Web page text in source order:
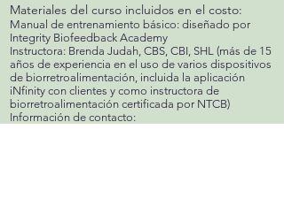
Materiales del curso incluidos en el costo:
Manual de entrenamiento básico: diseñado por
Integrity Biofeedback Academy
Instructora: Brenda Judah, CBS, CBI, SHL (más de 15
años de experiencia en el uso de varios dispositivos
de biorretroalimentación, incluida la aplicación
iNfinity con clientes y como instructora de
biorretroalimentación certificada por NTCB)
Información de contacto: